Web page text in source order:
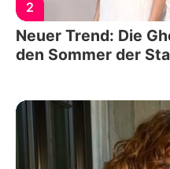
2
Neuer Trend: Die
den Sommer der